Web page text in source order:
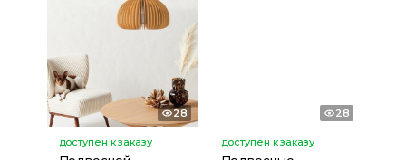
28
доступен к заказу
28
доступен к заказу